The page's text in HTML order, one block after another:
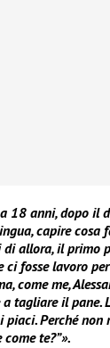
18 anni, dopo il
capire cosa
allora, il primo
ci fosse lavoro
come me,
tagliare il pane.
piaci. Perché non
te?”».